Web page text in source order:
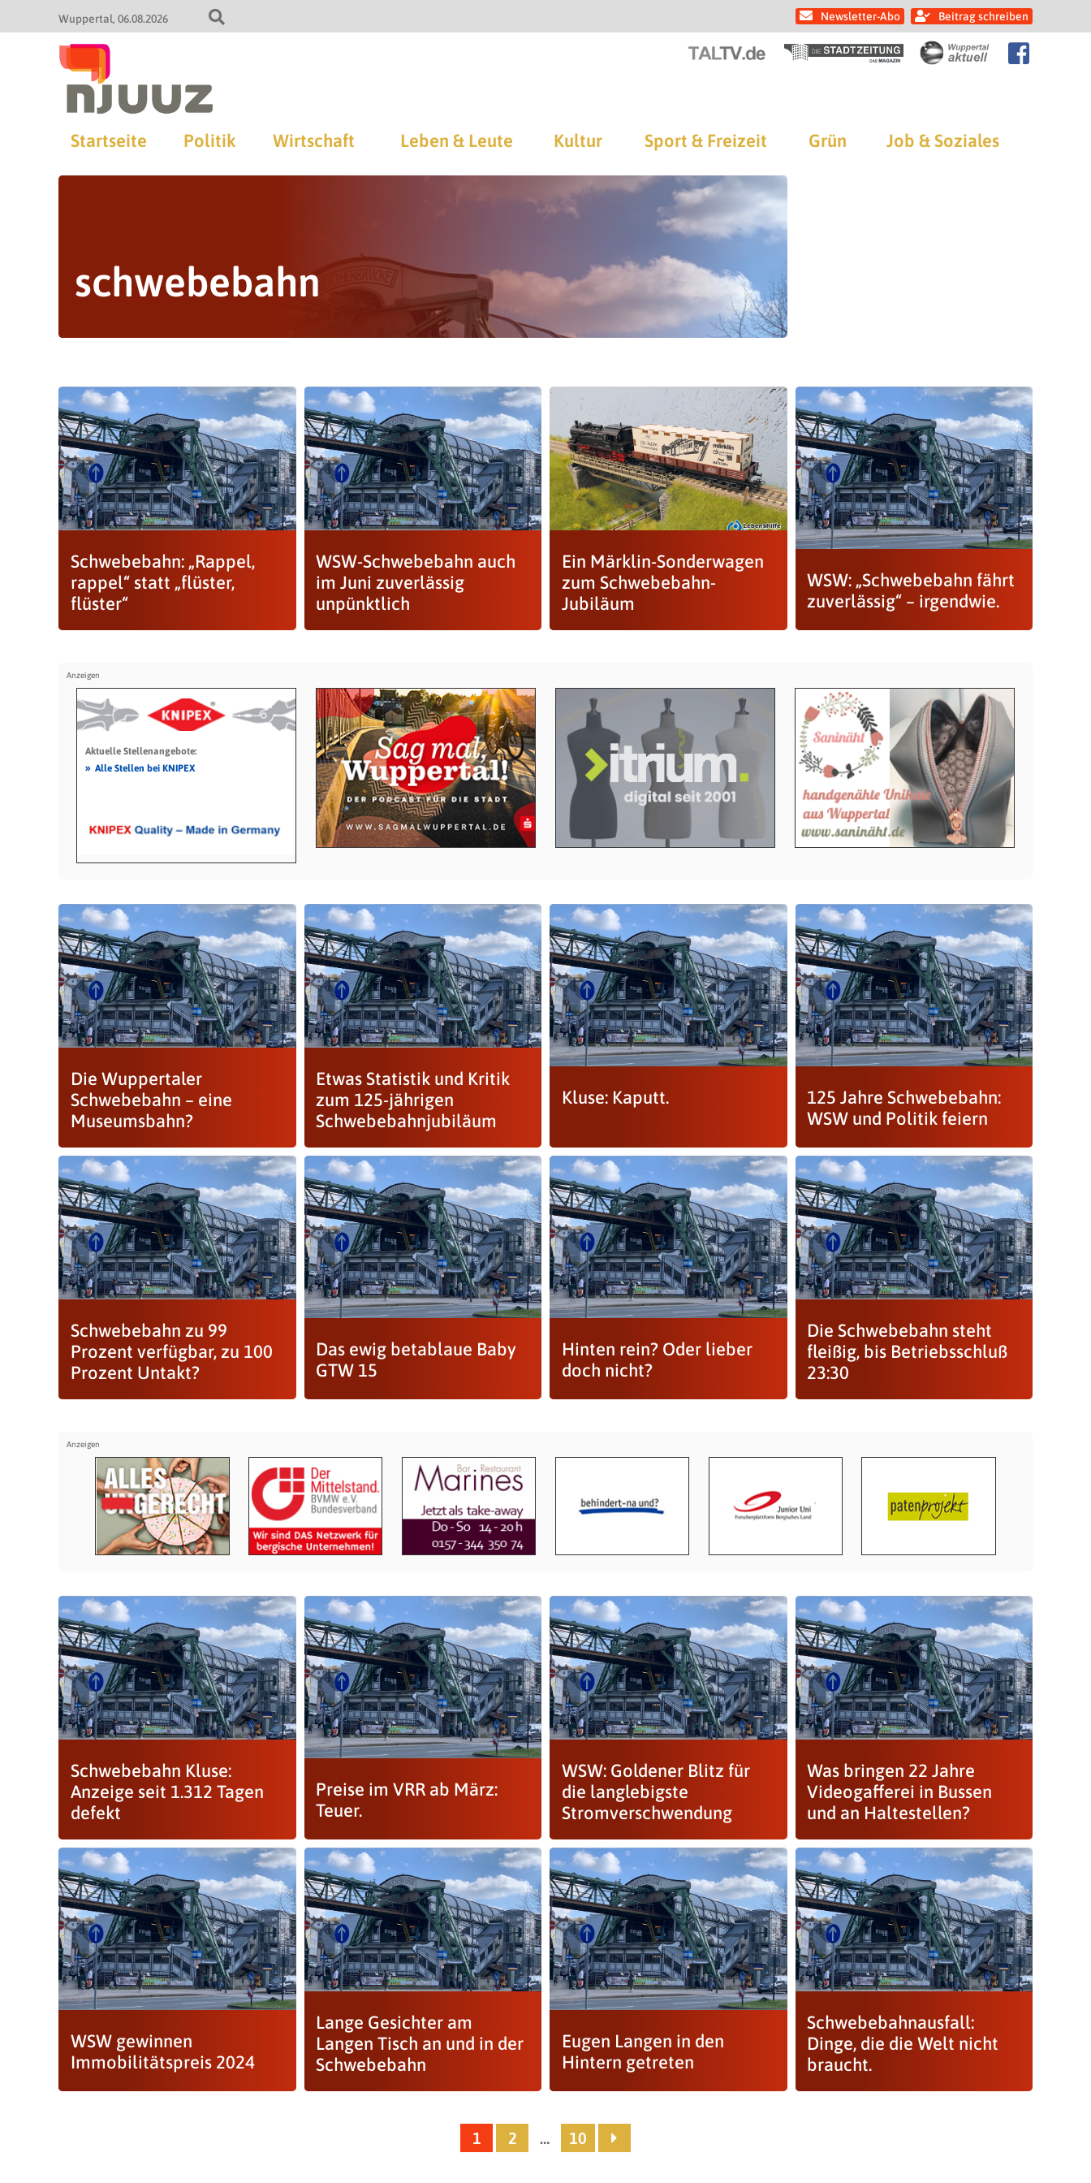
Wuppertal 06.08.2026 Newsletter-Abo Beitrag schreiben
Startseite Politik Wirtschaft Leben & Leute Kultur Sport & Freizeit Grün Job & Soziales
schwebebahn
Schwebebahn: „Rappel,
rappel“ statt „flüster,
flüster“
WSW-Schwebebahn auch
im Juni zuverlässig
unpünktlich
Ein Märklin-Sonderwagen
zum Schwebebahn-
Jubiläum
WSW: „Schwebebahn fährt
zuverlässig“ – irgendwie.
Aktuelle Stellenangebote:
» Alle Stellen bei KNIPEX
Die Wuppertaler
Schwebebahn – eine
Museumsbahn?
Etwas Statistik und Kritik
zum 125-jährigen
Schwebebahn­jubiläum
Kluse: Kaputt.
125 Jahre Schwebebahn:
WSW und Politik feiern
Schwebebahn zu 99
Prozent verfügbar, zu 100
Prozent Untakt?
Das ewig betablaue Baby
GTW 15
Hinten rein? Oder lieber
doch nicht?
Die Schwebebahn steht
fleißig, bis Betriebsschluß
23:30
Schwebebahn Kluse:
Anzeige seit 1.312 Tagen
defekt
Preise im VRR ab März:
Teuer.
WSW: Goldener Blitz für
die langlebigste
Stromverschwendung
Was bringen 22 Jahre
Videogafferei in Bussen
und an Haltestellen?
WSW gewinnen
Immobilitätspreis 2024
Lange Gesichter am
Langen Tisch an und in der
Schwebebahn
Eugen Langen in den
Hintern getreten
Schwebebahnausfall:
Dinge, die die Welt nicht
braucht.
1 2 … 10